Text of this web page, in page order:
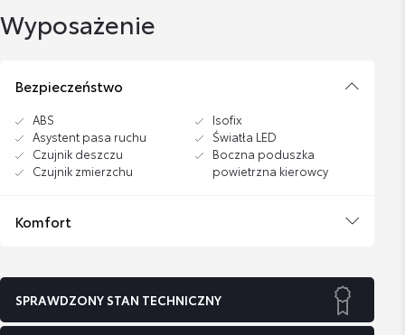
Wyposażenie
Bezpieczeństwo
ABS
Asystent pasa ruchu
Czujnik deszczu
Czujnik zmierzchu
Isofix
Światła LED
Boczna poduszka
powietrzna kierowcy
Komfort
SPRAWDZONY STAN TECHNICZNY